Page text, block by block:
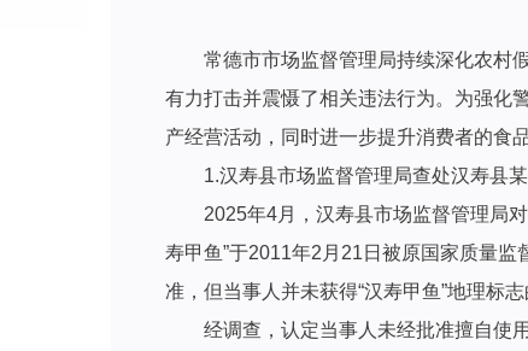
常德市市场监督管理局持续深化农村
有力打击并震慑了相关违法行为。为强化
产经营活动，同时进一步提升消费者的食
1.汉寿县市场监督管理局查处汉寿县
2025年4月，汉寿县市场监督管理局
寿甲鱼”于2011年2月21日被原国家质量
准，但当事人并未获得“汉寿甲鱼”地理标
经调查，认定当事人未经批准擅自使